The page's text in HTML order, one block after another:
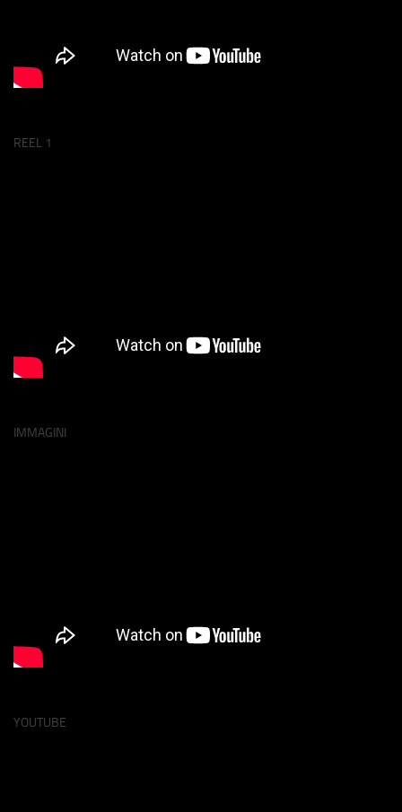
REEL 1
IMMAGINI
YOUTUBE